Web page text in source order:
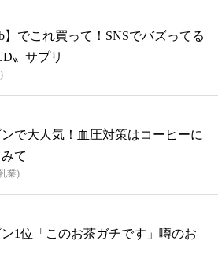
】でこれ買って！SNSでバズってる
〟サプリ
で大人気！血圧対策はコーヒーに
て
業)
1位「このお茶ガチです」噂のお